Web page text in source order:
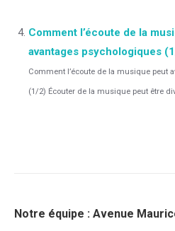
Comment l’écoute de la
avantages psychologiques
Comment l’écoute de la musique peut
(1/2) Écouter de la musique peut être
Notre équipe : Avenue